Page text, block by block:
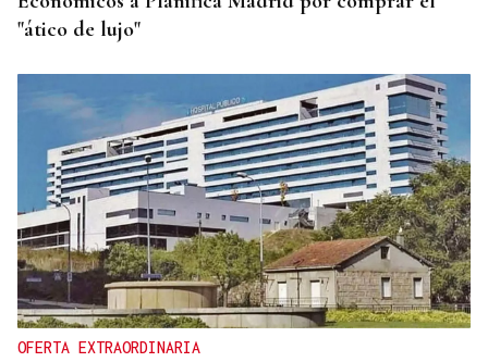
"ático de lujo"
OFERTA EXTRAORDINARIA